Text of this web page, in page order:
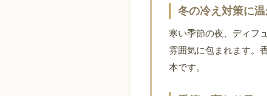
冬の冷え対策に
寒い季節の夜、ディフ
雰囲気に包まれます。
本です。